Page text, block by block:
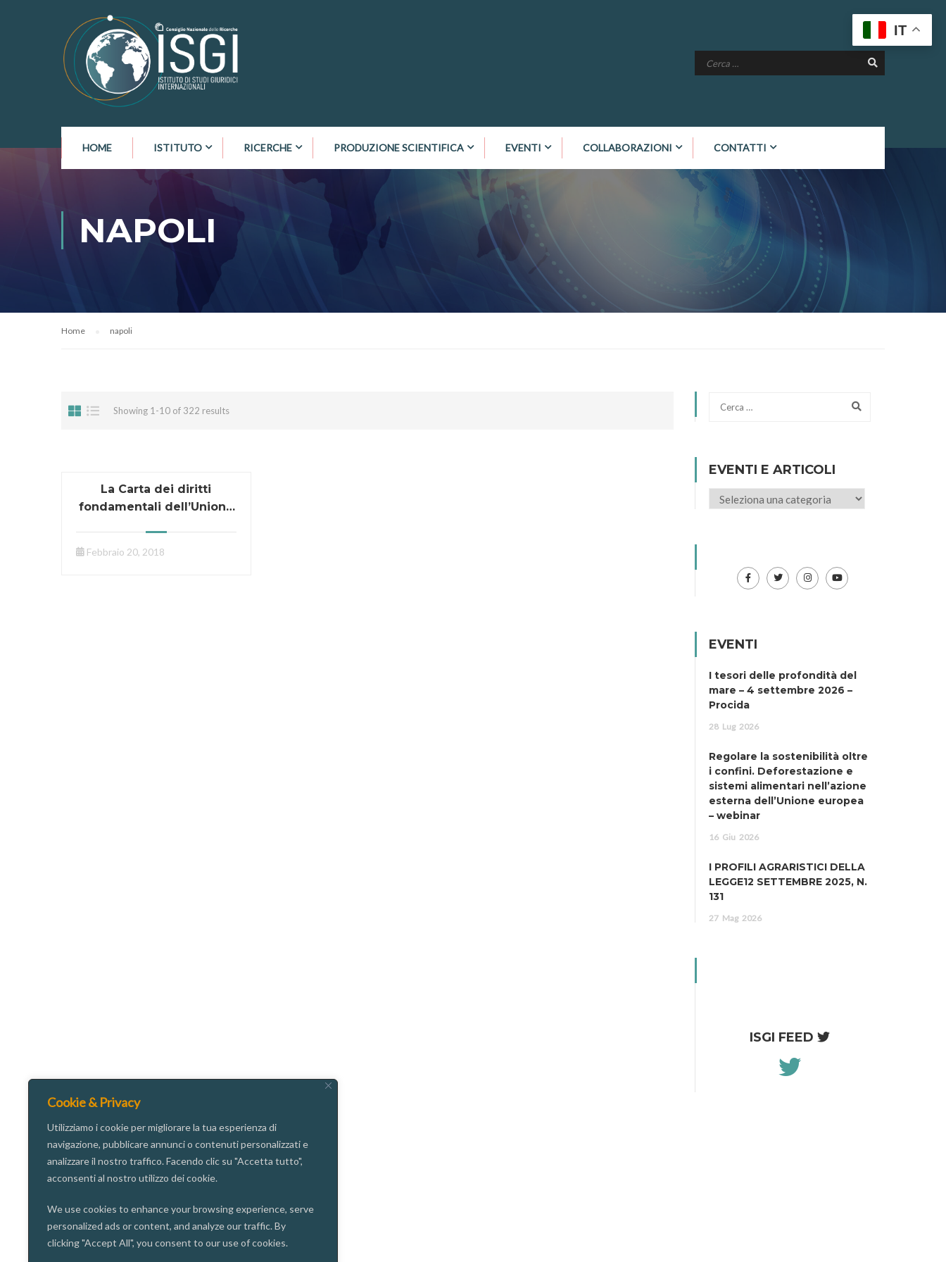
Cookie & Privacy
Utilizziamo i cookie per migliorare la tua esperienza di
navigazione, pubblicare annunci o contenuti personalizzati e
analizzare il nostro traffico. Facendo clic su "Accetta tutto",
acconsenti al nostro utilizzo dei cookie.
We use cookies to enhance your browsing experience, serve
personalized ads or content, and analyze our traffic. By
clicking "Accept All", you consent to our use of cookies.
HOME ISTITUTO RICERCHE PRODUZIONE SCIENTIFICA EVENTI COLLABORAZIONI CONTATTI
NAPOLI
Home napoli
Showing 1-10 of 322 results
La Carta dei diritti
fondamentali dell’Unione
giurisprudenziale
Febbraio 20, 2018
EVENTI E ARTICOLI
EVENTI
I tesori delle profondità del
mare – 4 settembre 2026 –
Procida
28 Lug 2026
Regolare la sostenibilità oltre
i confini. Deforestazione e
sistemi alimentari nell’azione
esterna dell’Unione europea
– webinar
16 Giu 2026
I PROFILI AGRARISTICI DELLA
LEGGE12 SETTEMBRE 2025, N.
131
27 Mag 2026
ISGI FEED
IT